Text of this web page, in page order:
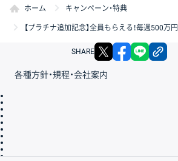
ホーム キャンペーン・特典
【プラチナ追加記念】全員もらえる！毎週500万
SHARE X
各種方針・規程・会社案内
会社案内